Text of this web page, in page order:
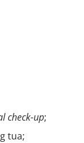
check-up;
tua;